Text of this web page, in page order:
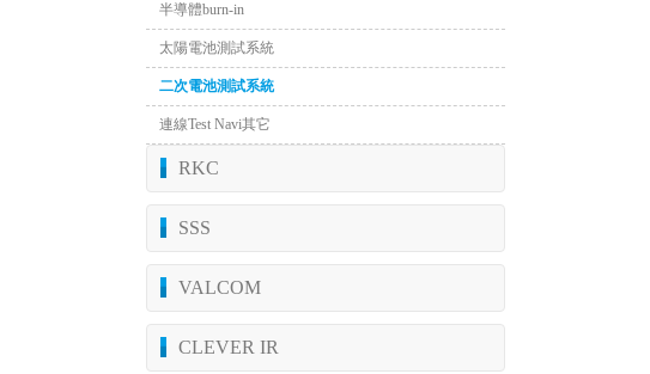
半導體burn-in
太陽電池測試系統
二次電池測試系統
連線Test Navi其它
RKC
SSS
VALCOM
CLEVER IR